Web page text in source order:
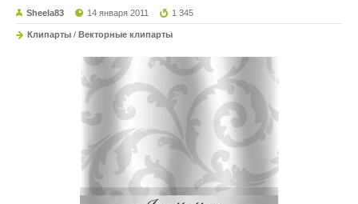
Sheela83 14 января 2011 1 345
Клипарты / Векторные клипарты